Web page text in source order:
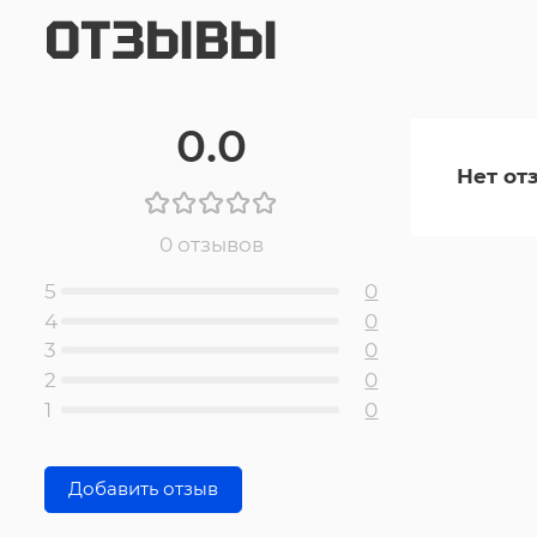
ОТЗЫВЫ
0.0
0 отзывов
5
0
4
0
3
0
2
0
1
0
Добавить отзыв
Нет